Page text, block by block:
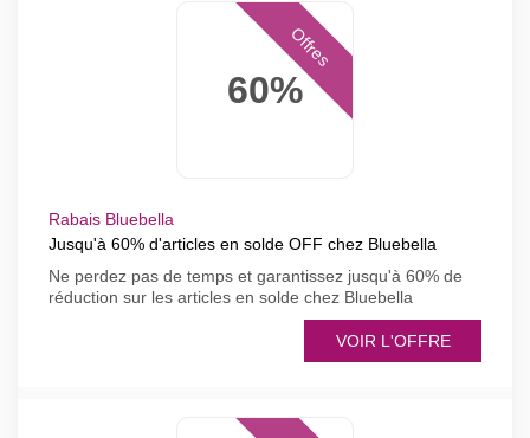
60%
Offres
Rabais Bluebella
Jusqu'à 60% d'articles en solde OFF chez Bluebella
Ne perdez pas de temps et garantissez jusqu'à 60% de
réduction sur les articles en solde chez Bluebella
VOIR L'OFFRE